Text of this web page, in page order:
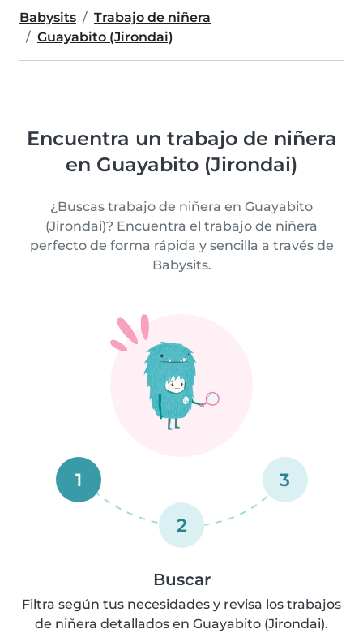
Babysits
Trabajo de niñera
Guayabito (Jirondai)
Encuentra un trabajo de niñera
en Guayabito (Jirondai)
¿Buscas trabajo de niñera en Guayabito
(Jirondai)? Encuentra el trabajo de niñera
perfecto de forma rápida y sencilla a través de
Babysits.
1
2
3
Buscar
Filtra según tus necesidades y revisa los trabajos
de niñera detallados en Guayabito (Jirondai).